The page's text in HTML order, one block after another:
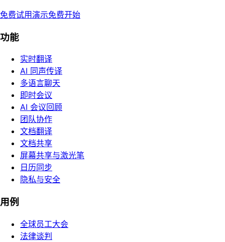
免费试用演示免费开始
功能
实时翻译
AI 同声传译
多语言聊天
即时会议
AI 会议回顾
团队协作
文档翻译
文档共享
屏幕共享与激光笔
日历同步
隐私与安全
用例
全球员工大会
法律谈判